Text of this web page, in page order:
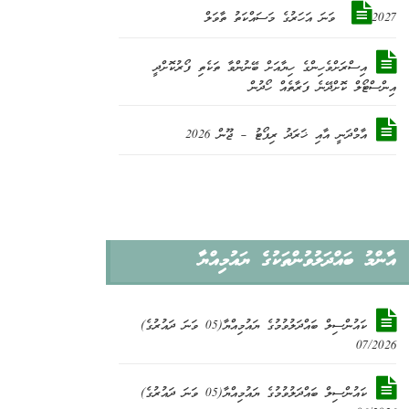
2027 ވަނަ އަހަރުގެ މަސައްކަތު ތާވަލް
އިސްރަށްވެހިންގެ ހިޔާއަށް ބޭނުންވާ ތަކެތި ފޯރުކޮށްދީ
އިންސްޓޯލް ކޮށްދޭނެ ފަރާތެއް ހޯދުން
އާމްދަނީ އާއި ޚަރަދު ރިޕޯޓު – ޖޫން 2026
އާންމު ބައްދަލުވުންތަކުގެ ޔައުމިއްޔާ
ކައުންސިލް ބައްދަލުވުމުގެ ޔައުމިއްޔާ(05 ވަނަ ދައުރުގެ)
07/2026
ކައުންސިލް ބައްދަލުވުމުގެ ޔައުމިއްޔާ(05 ވަނަ ދައުރުގެ)